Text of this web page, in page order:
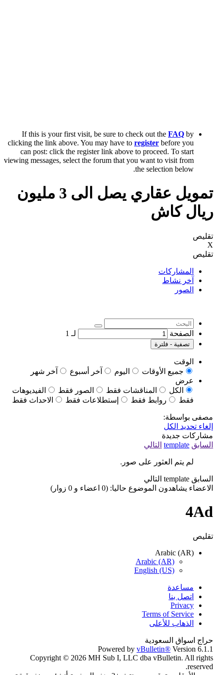
If this is your first visit, be sure to check out the FAQ by
clicking the link above. You may have to register before you
can post: click the register link above to proceed. To start
viewing messages, select the forum that you want to visit from
the selection below.
تمويل عقاري يصل الى 3 مليون
ريال كاش
تقليص
X
تقليص
المشاركات
آخر نشاط
الصور
الصفحة لـ 1
تصفية - فلترة
الوقت
جميع الأوقات
اليوم آخر أسبوع
آخر شهر
عرض
الكل
المناقشات فقط الصور فقط
الفيديوهات
فقط
روابط فقط إستطلاعات فقط الاحداث فقط
مصفى بواسطة:
إلغاء تحديد الكل
مشاركات جديدة
السابق template التالي
لم يتم العثور على صور.
السابق template التالي
الاعضاء يشاهدون الموضوع حاليا: (0 اعضاء و 0 زوار)
4Ad
تقليص
Arabic (AR)
Arabic (AR)
English (US)
مساعدة
اتصل بنا
Privacy
Terms of Service
الذهاب للأعلى
حراج اسواق السعودية
Powered by vBulletin® Version 6.1.1
Copyright © 2026 MH Sub I, LLC dba vBulletin. All rights
reserved.